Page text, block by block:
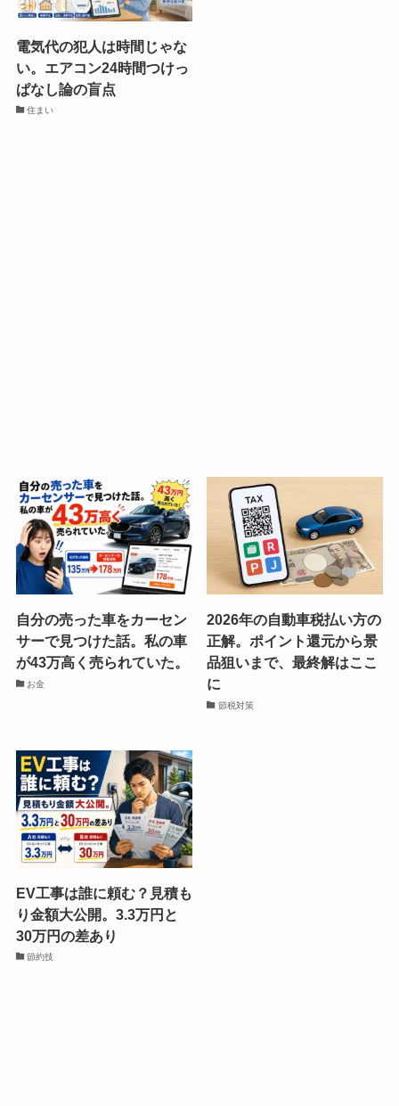
電気代の犯人は時間じゃな
い。エアコン24時間つけっ
ぱなし論の盲点
住まい
自分の売った車をカーセン
サーで見つけた話。私の車
が43万高く売られていた。
お金
2026年の自動車税払い方の
正解。ポイント還元から景
品狙いまで、最終解はここ
に
節税対策
EV工事は誰に頼む？見積も
り金額大公開。3.3万円と
30万円の差あり
節約技